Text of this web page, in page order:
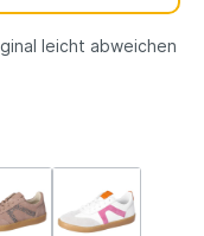
leicht abweichen